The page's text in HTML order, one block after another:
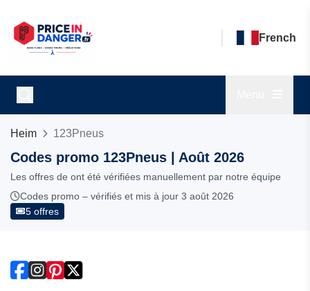
French
Heim 123Pneus
Codes promo 123Pneus | Août 2026
Les offres de ont été vérifiées manuellement par notre équipe
Codes promo – vérifiés et mis à jour 3 août 2026
5 offres